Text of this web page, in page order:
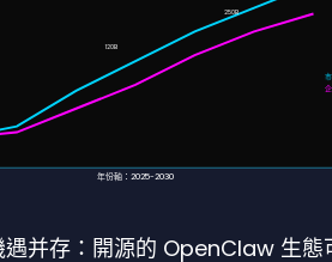
120B
250B
年份軸：2025-2030
遇并存：開源的 OpenClaw 生態